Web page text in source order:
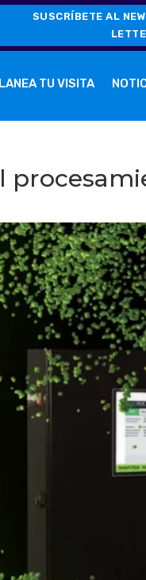
SUSCRÍBETE AL
TU VISITA